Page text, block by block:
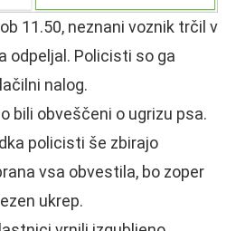
11.50, neznani voznik trčil v
odpeljal. Policisti so ga
nalog.
bili obveščeni o ugrizu psa.
policisti še zbirajo
vsa obvestila, bo zoper
ukrep.